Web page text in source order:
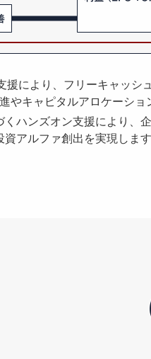
援により、フリーキャッシ
やキャピタルアロケーショ
くハンズオン支援により、
アルファ創出を実現します